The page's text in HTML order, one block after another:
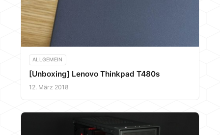
ALLGEMEIN
[Unboxing] Lenovo Thinkpad T480s
12. März 2018